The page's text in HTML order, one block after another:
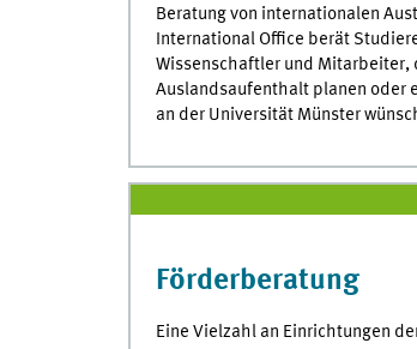
Beratung von internationalen
International Office berät
Wissenschaftler und Mitarbeiter,
Auslandsaufenthalt planen oder
an der Universität Münster
Förderberatung
Eine Vielzahl an Einrichtungen